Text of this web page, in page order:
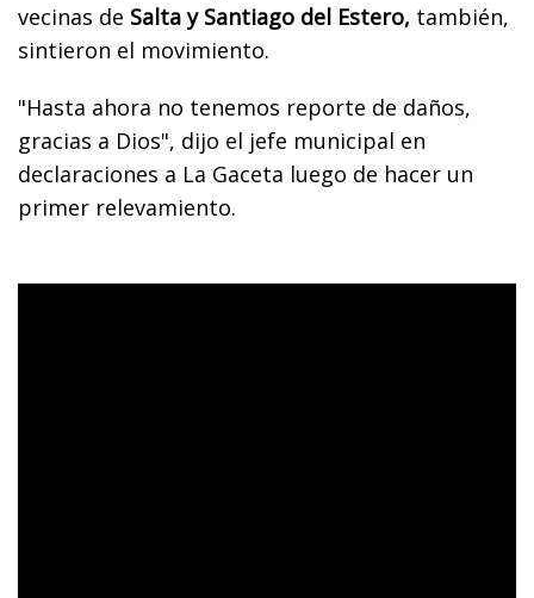
vecinas de Salta y Santiago del Estero, también,
sintieron el movimiento.
"Hasta ahora no tenemos reporte de daños,
gracias a Dios", dijo el jefe municipal en
declaraciones a La Gaceta luego de hacer un
primer relevamiento.